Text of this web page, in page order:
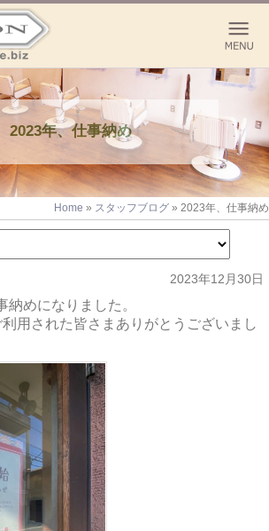
2023年、仕事納め
Home » スタッフブログ » 2023年、仕事納め
2023年12月30日
納めになりました。
用された皆さまありがとうございまし